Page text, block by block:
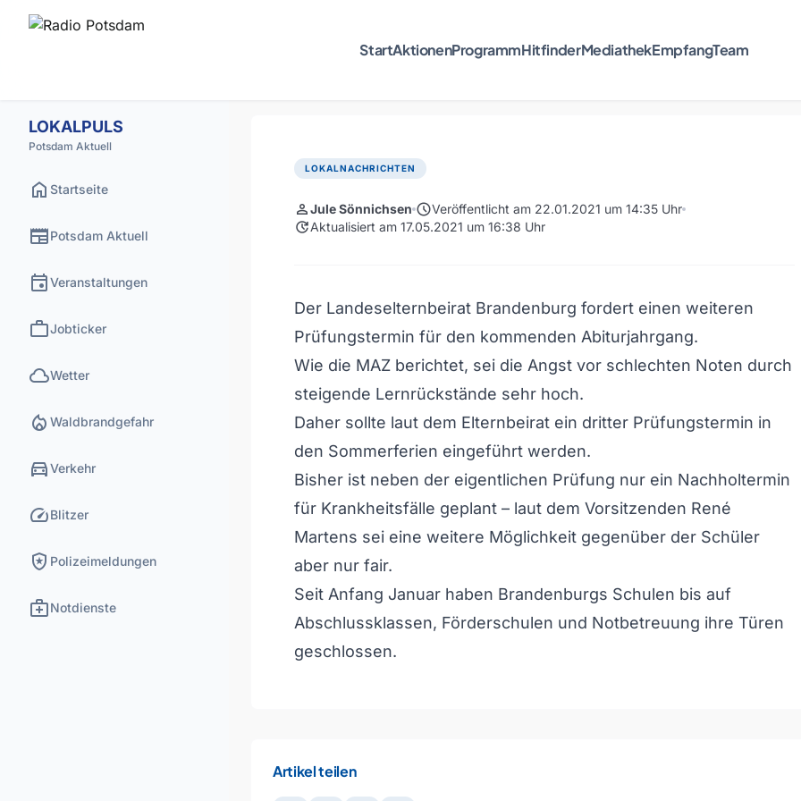
StartAktionenProgrammHitfinderMediathekEmpfangTeam
LOKALPULS
Potsdam Aktuell
home Startseite
newspaperPotsdam Aktuell
eventVeranstaltungen
workJobticker
cloudWetter
local_fire_department Waldbrandgefahr
directions_carVerkehr
speedBlitzer
local_police Polizeimeldungen
medical_servicesNotdienste
LOKALNACHRICHTEN
personJule Sönnichsen scheduleVeröffentlicht am 22.01.2021 um 14:35 Uhr
updateAktualisiert am 17.05.2021 um 16:38 Uhr
Der Landeselternbeirat Brandenburg fordert einen weiteren
Prüfungstermin für den kommenden Abiturjahrgang.
Wie die MAZ berichtet, sei die Angst vor schlechten Noten durch
steigende Lernrückstände sehr hoch.
Daher sollte laut dem Elternbeirat ein dritter Prüfungstermin in
den Sommerferien eingeführt werden.
Bisher ist neben der eigentlichen Prüfung nur ein Nachholtermin
für Krankheitsfälle geplant – laut dem Vorsitzenden René
Martens sei eine weitere Möglichkeit gegenüber der Schüler
aber nur fair.
Seit Anfang Januar haben Brandenburgs Schulen bis auf
Abschlussklassen, Förderschulen und Notbetreuung ihre Türen
geschlossen.
Artikel teilen